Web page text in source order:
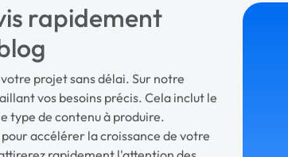
rapidement
projet sans délai. Sur notre
vos besoins précis. Cela inclut le
type de contenu à produire.
pour accélérer la croissance de votre